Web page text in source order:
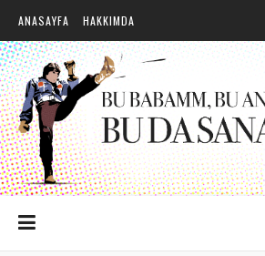
ANASAYFA HAKKIMDA